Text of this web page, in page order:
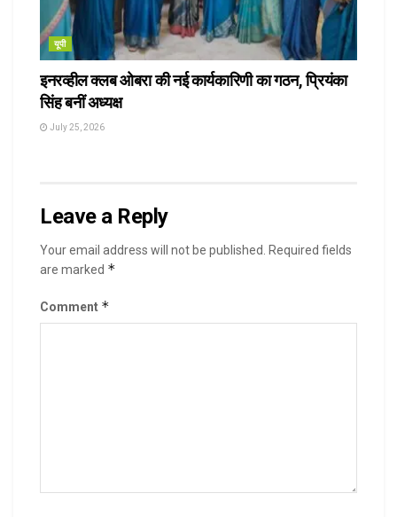
यूपी
इनरव्हील क्लब ओबरा की नई कार्यकारिणी का गठन, प्रियंका
सिंह बनीं अध्यक्ष
July 25, 2026
Leave a Reply
Your email address will not be published.
Required fields
are marked *
Comment *